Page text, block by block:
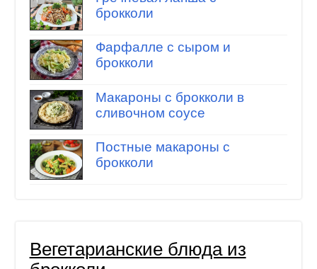
брокколи
Фарфалле с сыром и
брокколи
Макароны с брокколи в
сливочном соусе
Постные макароны с
брокколи
Вегетарианские блюда из